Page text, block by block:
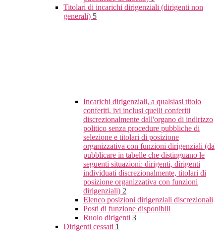
Titolari di incarichi dirigenziali (dirigenti non
generali) 5
Incarichi dirigenziali, a qualsiasi titolo
conferiti, ivi inclusi quelli conferiti
discrezionalmente dall'organo di indirizzo
politico senza procedure pubbliche di
selezione e titolari di posizione
organizzativa con funzioni dirigenziali (da
pubblicare in tabelle che distinguano le
seguenti situazioni: dirigenti, dirigenti
individuati discrezionalmente, titolari di
posizione organizzativa con funzioni
dirigenziali) 2
Elenco posizioni dirigenziali discrezionali
Posti di funzione disponibili
Ruolo dirigenti 3
Dirigenti cessati 1